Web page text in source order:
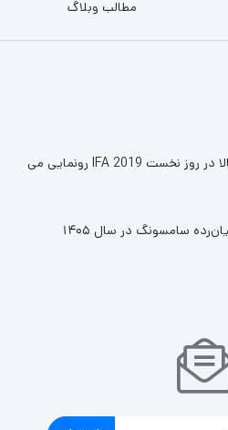
مطالب وبلاگ
گلکسی فولد ۲ احتمالا در روز نخست IFA 2019 رونمایی می
سامسونگ در سال ۱۴۰۵